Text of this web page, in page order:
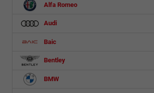
Alfa Romeo
Audi
Baic
Bentley
BMW